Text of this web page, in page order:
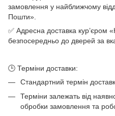
замовлення у найближчому
Пошти».
✅ Адресна доставка кур’єром
безпосередньо до дверей за
🕒 Терміни доставки:
Стандартний термін
Терміни залежать від
обробки замовлення та